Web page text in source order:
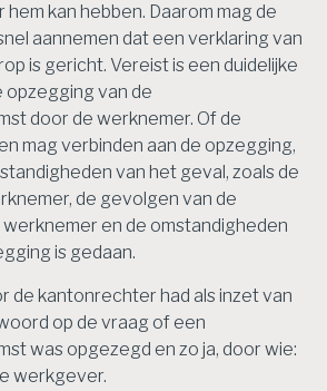
kan hebben. Daarom mag de
aannemen dat een verklaring van
is gericht. Vereist is een duidelijke
opzegging van de
door de werknemer. Of de
mag verbinden aan de opzegging,
van het geval, zoals de
de gevolgen van de
en de omstandigheden
is gedaan.
de kantonrechter had als inzet van
op de vraag of een
was opgezegd en zo ja, door wie:
werkgever.